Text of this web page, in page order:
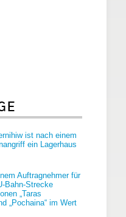
ist nach einem
ein Lagerhaus
Auftragnehmer für
Bahn-Strecke
„Taras
„Pochaina“ im Wert